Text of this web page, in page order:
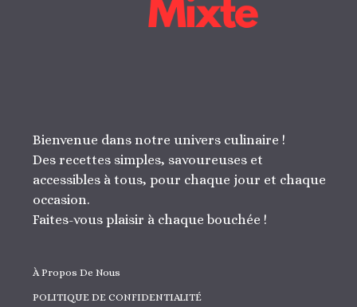
Bienvenue dans notre univers culinaire !
Des recettes simples, savoureuses et
accessibles à tous, pour chaque jour et chaque
occasion.
Faites-vous plaisir à chaque bouchée !
À Propos De Nous
POLITIQUE DE CONFIDENTIALITÉ